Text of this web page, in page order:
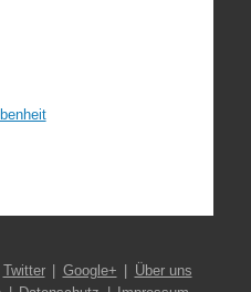
Twitter Google+
Über uns